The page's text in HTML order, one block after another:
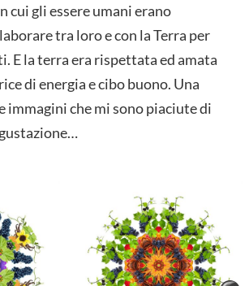
cui gli essere umani erano
tra loro e con la Terra per
E la terra era rispettata ed amata
di energia e cibo buono. Una
immagini che mi sono piaciute di